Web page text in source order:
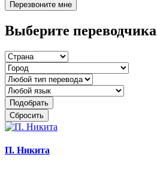
Перезвоните мне
Выберите переводчика
Подобрать
Сбросить
П. Никита